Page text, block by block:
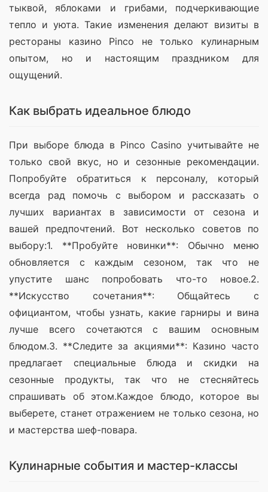
тыквой, яблоками и грибами, подчеркивающие
тепло и уюта. Такие изменения делают визиты в
рестораны казино Pinco не только кулинарным
опытом, но и настоящим праздником для
ощущений.
Как выбрать идеальное блюдо
При выборе блюда в Pinco Casino учитывайте не
только свой вкус, но и сезонные рекомендации.
Попробуйте обратиться к персоналу, который
всегда рад помочь с выбором и рассказать о
лучших вариантах в зависимости от сезона и
вашей предпочтений. Вот несколько советов по
выбору:1. **Пробуйте новинки**: Обычно меню
обновляется с каждым сезоном, так что не
упустите шанс попробовать что-то новое.2.
**Искусство сочетания**: Общайтесь с
официантом, чтобы узнать, какие гарниры и вина
лучше всего сочетаются с вашим основным
блюдом.3. **Следите за акциями**: Казино часто
предлагает специальные блюда и скидки на
сезонные продукты, так что не стесняйтесь
спрашивать об этом.Каждое блюдо, которое вы
выберете, станет отражением не только сезона, но
и мастерства шеф-повара.
Кулинарные события и мастер-классы